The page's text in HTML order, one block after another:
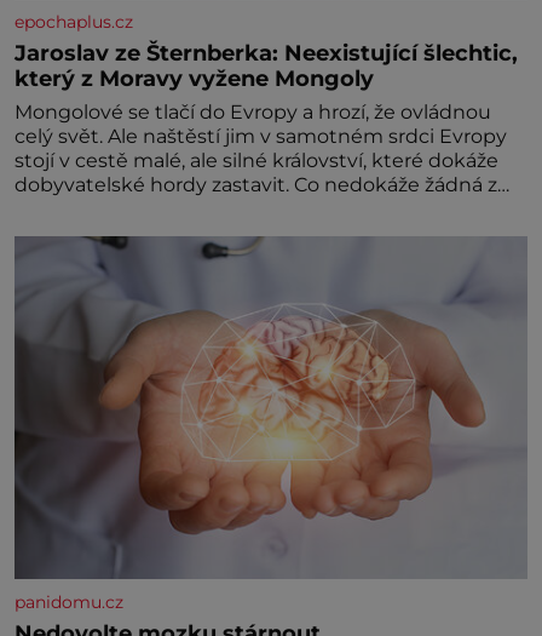
epochaplus.cz
Jaroslav ze Šternberka: Neexistující šlechtic,
který z Moravy vyžene Mongoly
Mongolové se tlačí do Evropy a hrozí, že ovládnou
celý svět. Ale naštěstí jim v samotném srdci Evropy
stojí v cestě malé, ale silné království, které dokáže
dobyvatelské hordy zastavit. Co nedokáže žádná z
král. Nebo že by ne? Mongolové od roku 1223
postupují podél Kaspického a Azovského moře,
panidomu.cz